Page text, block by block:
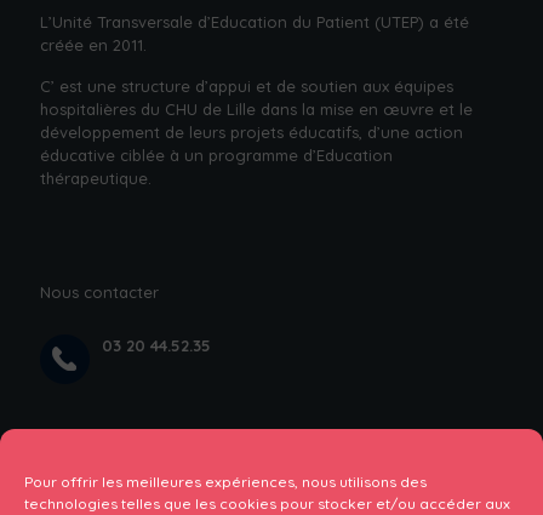
Pour offrir les meilleures expériences, nous utilisons des
technologies telles que les cookies pour stocker et/ou accéder aux
L’Unité Transversale d’Education du Patient (UTEP) a été
créée en 2011.
C’ est une structure d’appui et de soutien aux équipes
hospitalières du CHU de Lille dans la mise en œuvre et le
développement de leurs projets éducatifs, d’une action
éducative ciblée à un programme d’Education
thérapeutique.
Nous contacter
03 20 44.52.35
de l’hopital Calmette